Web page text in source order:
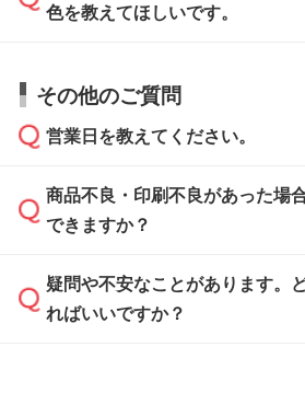
でお送りください。
い合わせください。
なお、印刷用データの作り方に
サポートいたしますのでお気軽
から添付してお送りください。
しい
解像度の低い画像や、手書き
などを、印刷に適したベクター
・フルカラーデータを1色に変
色を教えてほしいです。
お見積・ご注文・
相談いただきますと、担当スタ
ご希望や商品の本体色を確認し
本体色がブラック、ネイビー
白色か淡い色の印刷色をおすす
本体色がナチュラルなど淡色の
っきりと目立たせたいときは
らかい雰囲気にしたいときは淡
その他のご質問
営業日を教えてください。
営業日は平日の10:00～18:00
休みとなります。注文・見積・
速やかに対応いたします。
商品不良・印刷不良があった場
できますか？
お手数をお掛けいたしますが
フまでご連絡ください。商品の
疑問や不安なことがあります。
ればいいですか？